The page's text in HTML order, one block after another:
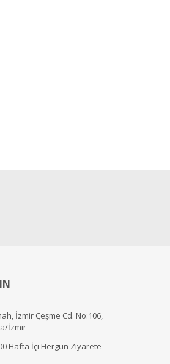
İzmir Çeşme Cd. No:106,
İzmir
Hafta İçi Hergün Ziyarete